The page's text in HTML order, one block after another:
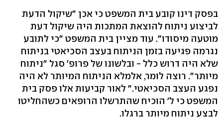
בפסק דינו קובע בית המשפט כי אכן "שיקול הדעת
לביצוע ניתוח להוצאת המתכות היה שיקול דעת
מוטעה מיסודו". עוד מציין בית המשפט "כי לתובע
נגרמה פגיעה בזמן הניתוח בעצב הסכיאטי בניתוח
שלא היה דרוש כלל - ובלשונו של פרופ' סגל "ניתוח
מיותר". רוצה לומר, אלמלא הניתוח המיותר לא היה
נפגע העצב הסכיאטי." לאור קביעות אלו פסק בית
המשפט כי ל' הוכיח שהתרשלו הרופאים כשהחליטו
לבצע ניתוח מיותר ברגלו.